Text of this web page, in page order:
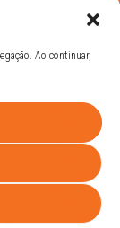
Ao continuar,